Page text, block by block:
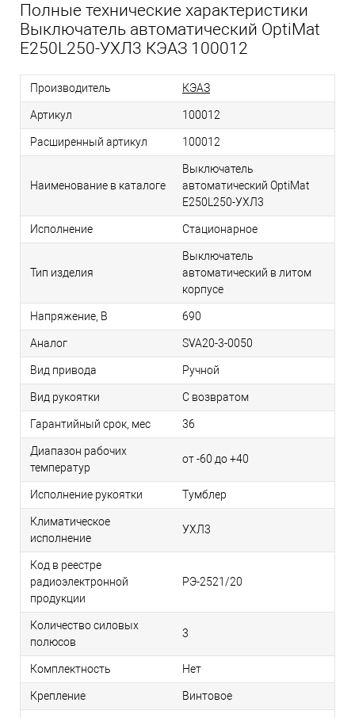
Полные технические характеристики
Выключатель автоматический OptiMat
E250L250-УХЛ3 КЭАЗ 100012
Производитель КЭАЗ
Артикул 100012
Расширенный артикул 100012
Наименование в каталоге
Выключатель
автоматический OptiMat
E250L250-УХЛ3
Исполнение Стационарное
Тип изделия
Выключатель
автоматический в литом
корпусе
Напряжение, В 690
Аналог SVA20-3-0050
Вид привода Ручной
Вид рукоятки С возвратом
Гарантийный срок, мес 36
Диапазон рабочих
температур
от -60 до +40
Исполнение рукоятки Тумблер
Климатическое
исполнение
УХЛ3
Код в реестре
радиоэлектронной
продукции
РЭ-2521/20
Количество силовых
полюсов
3
Комплектность Нет
Крепление Винтовое